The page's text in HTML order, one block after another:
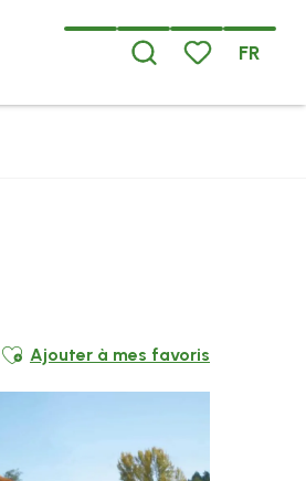
FR
Ajouter aux favoris
Ajouter à mes favoris